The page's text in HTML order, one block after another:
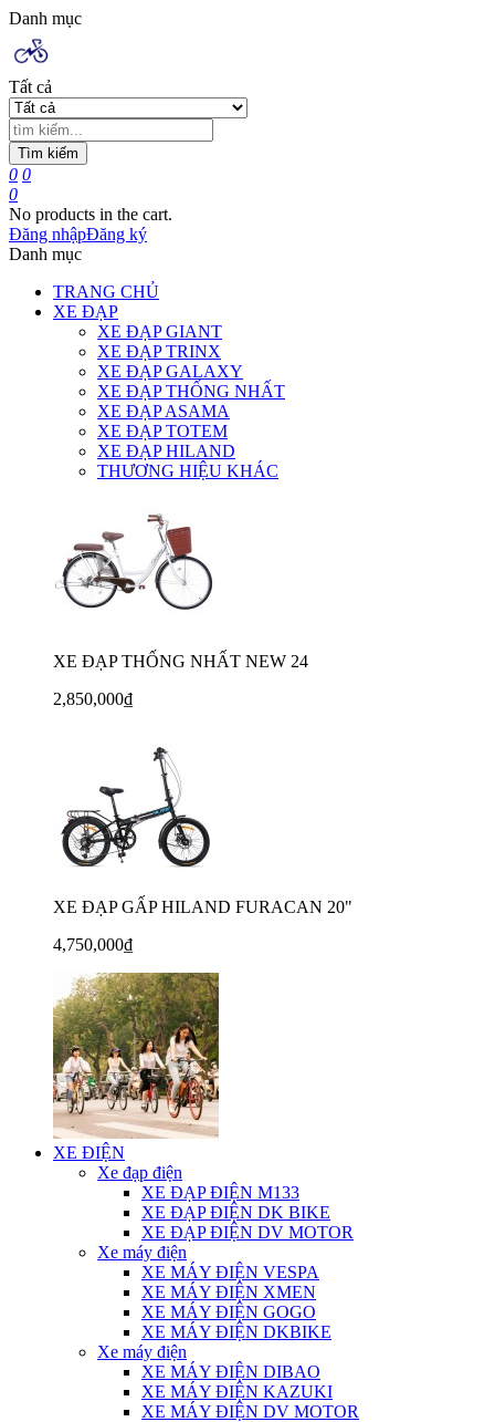
Danh mục
Tất cả
Tìm kiếm
0 0
0
No products in the cart.
Đăng nhậpĐăng ký
Danh mục
TRANG CHỦ
XE ĐẠP
XE ĐẠP GIANT
XE ĐẠP TRINX
XE ĐẠP GALAXY
XE ĐẠP THỐNG NHẤT
XE ĐẠP ASAMA
XE ĐẠP TOTEM
XE ĐẠP HILAND
THƯƠNG HIỆU KHÁC
XE ĐẠP THỐNG NHẤT NEW 24
2,850,000₫
XE ĐẠP GẤP HILAND FURACAN 20"
4,750,000₫
XE ĐIỆN
Xe đạp điện
XE ĐẠP ĐIỆN M133
XE ĐẠP ĐIỆN DK BIKE
XE ĐẠP ĐIỆN DV MOTOR
Xe máy điện
XE MÁY ĐIỆN VESPA
XE MÁY ĐIỆN XMEN
XE MÁY ĐIỆN GOGO
XE MÁY ĐIỆN DKBIKE
Xe máy điện
XE MÁY ĐIỆN DIBAO
XE MÁY ĐIỆN KAZUKI
XE MÁY ĐIỆN DV MOTOR